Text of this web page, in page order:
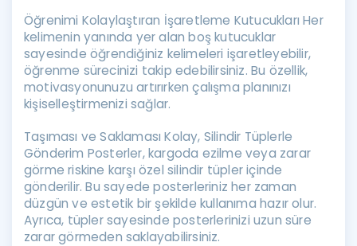
Öğrenimi Kolaylaştıran İşaretleme Kutucukları Her
kelimenin yanında yer alan boş kutucuklar
sayesinde öğrendiğiniz kelimeleri işaretleyebilir,
öğrenme sürecinizi takip edebilirsiniz. Bu özellik,
motivasyonunuzu artırırken çalışma planınızı
kişiselleştirmenizi sağlar.
Taşıması ve Saklaması Kolay, Silindir Tüplerle
Gönderim Posterler, kargoda ezilme veya zarar
görme riskine karşı özel silindir tüpler içinde
gönderilir. Bu sayede posterleriniz her zaman
düzgün ve estetik bir şekilde kullanıma hazır olur.
Ayrıca, tüpler sayesinde posterlerinizi uzun süre
zarar görmeden saklayabilirsiniz.